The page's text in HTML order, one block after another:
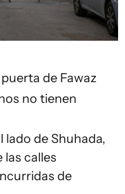
de Fawaz
no tienen
lado de Shuhada,
calles
de